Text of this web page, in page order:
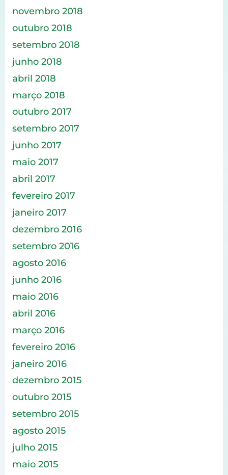
novembro 2018
outubro 2018
setembro 2018
junho 2018
abril 2018
março 2018
outubro 2017
setembro 2017
junho 2017
maio 2017
abril 2017
fevereiro 2017
janeiro 2017
dezembro 2016
setembro 2016
agosto 2016
junho 2016
maio 2016
abril 2016
março 2016
fevereiro 2016
janeiro 2016
dezembro 2015
outubro 2015
setembro 2015
agosto 2015
julho 2015
maio 2015